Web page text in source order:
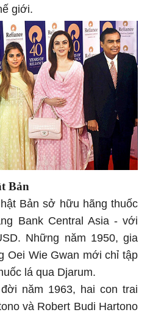
giới.
Bản
Bản sở hữu hãng thuốc
Bank Central Asia - với
Những năm 1950, gia
Oei Wie Gwan mới chỉ tập
lá qua Djarum.
năm 1963, hai con trai
và Robert Budi Hartono